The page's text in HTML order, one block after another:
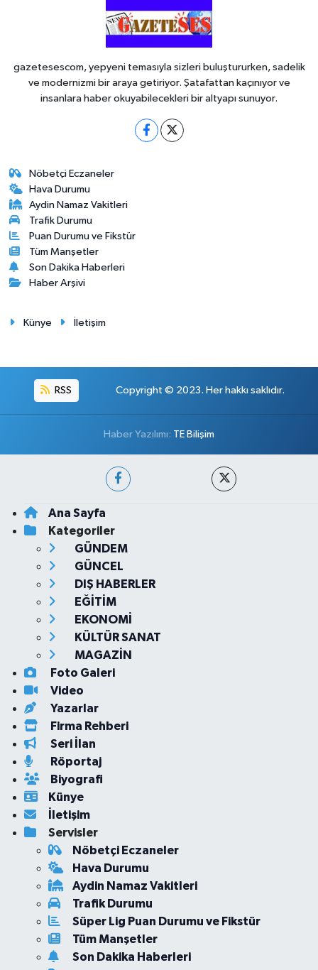
gazetesescom, yepyeni temasıyla sizleri buluştururken, sadelik
ve modernizmi bir araya getiriyor. Şatafattan kaçınıyor ve
insanlara haber okuyabilecekleri bir altyapı sunuyor.
Nöbetçi Eczaneler
Hava Durumu
Aydin Namaz Vakitleri
Trafik Durumu
Puan Durumu ve Fikstür
Tüm Manşetler
Son Dakika Haberleri
Haber Arşivi
Künye İletişim
RSS Copyright © 2023. Her hakkı saklıdır.
Haber Yazılımı: TE Bilişim
Ana Sayfa
Kategoriler
GÜNDEM
GÜNCEL
DIŞ HABERLER
EĞİTİM
EKONOMİ
KÜLTÜR SANAT
MAGAZİN
Foto Galeri
Video
Yazarlar
Firma Rehberi
Seri İlan
Röportaj
Biyografi
Künye
İletişim
Servisler
Nöbetçi Eczaneler
Hava Durumu
Aydin Namaz Vakitleri
Trafik Durumu
Süper Lig Puan Durumu ve Fikstür
Tüm Manşetler
Son Dakika Haberleri